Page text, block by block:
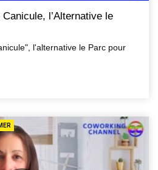
l’Alternative le
l'alternative le Parc pour